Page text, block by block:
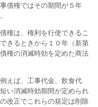
債権ではその期間が５年
権は、権利を行使できるこ
きるときから１０年（新第
権の消滅時効を定めた商法
えば、工事代金、飲食代
い消滅時効期間が定められ
改正でこれらの規定は削除